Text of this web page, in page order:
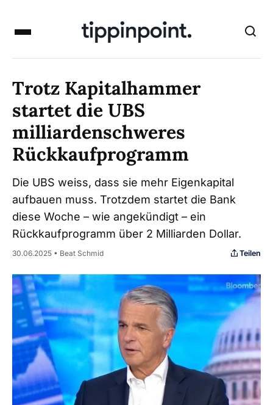
Trotz Kapitalhammer
startet die UBS
milliardenschweres
Rückkaufprogramm
Die UBS weiss, dass sie mehr Eigenkapital
aufbauen muss. Trotzdem startet die Bank
diese Woche – wie angekündigt – ein
Rückkaufprogramm über 2 Milliarden Dollar.
30.06.2025 • Beat Schmid Teilen